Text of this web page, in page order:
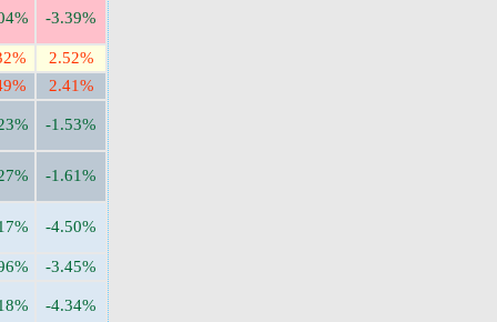
-3.39%
2.52%
2.41%
-1.53%
-1.61%
-4.50%
-3.45%
-4.34%